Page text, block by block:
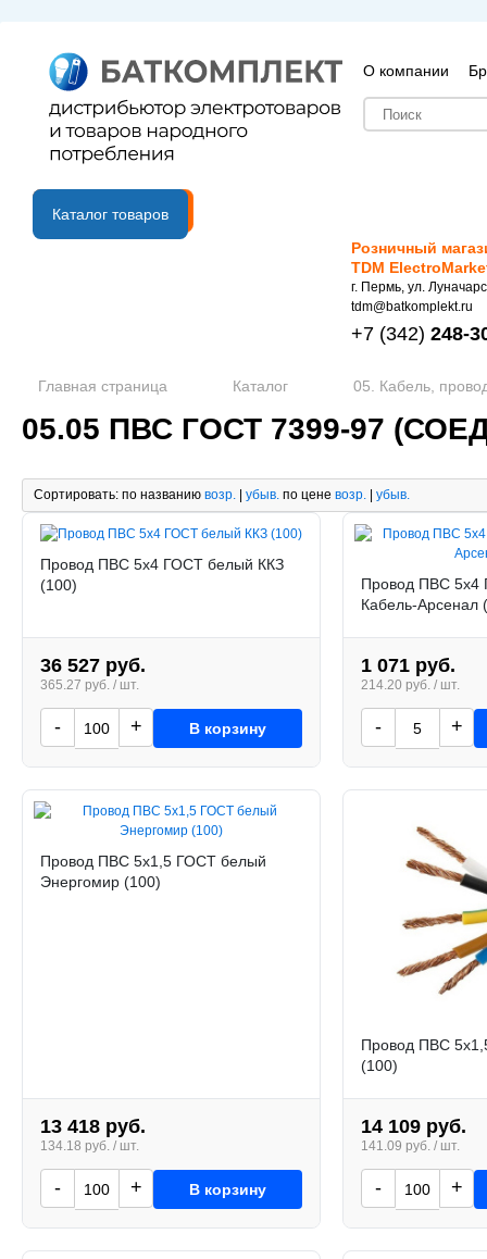
О компании
B2B портал
Каталог товаров
Розничный
TDM
г. Пермь, ул.
tdm@batkomplekt.ru
+7 (342) 248-
Главная страница Каталог 05. Кабель,
05.05 ПВС ГОСТ 7399-97
Сортировать: по названию возр. | убыв. по цене возр. | убыв.
Провод ПВС 5х4 ГОСТ белый ККЗ
(100)
36 527 руб.
365.27 руб. / шт.
- + В корзину
Провод ПВС 5х4
Кабель-Арсенал
1 071 руб.
214.20 руб. / шт.
- +
Провод ПВС 5х1,5 ГОСТ белый
Энергомир (100)
13 418 руб.
134.18 руб. / шт.
- + В корзину
Провод ПВС
(100)
14 109 руб.
141.09 руб. / шт.
- +